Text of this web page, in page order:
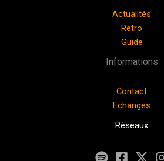
Actualités
Retro
Guide
Informations
Contact
Echanges
Réseaux